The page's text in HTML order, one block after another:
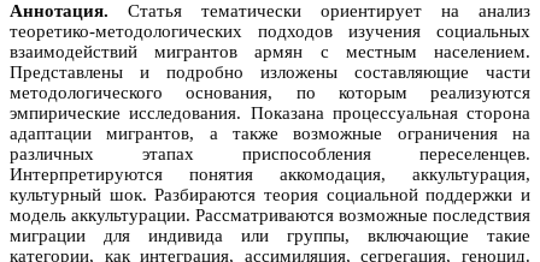
Аннотация. Статья тематически ориентирует на анализ
теоретико-методологических подходов изучения социальных
взаимодействий мигрантов армян с местным населением.
Представлены и подробно изложены составляющие части
методологического основания, по которым реализуются
эмпирические исследования. Показана процессуальная сторона
адаптации мигрантов, а также возможные ограничения на
различных этапах приспособления переселенцев.
Интерпретируются понятия аккомодация, аккультурация,
культурный шок. Разбираются теория социальной поддержки и
модель аккультурации. Рассматриваются возможные последствия
миграции для индивида или группы, включающие такие
категории, как интеграция, ассимиляция, сегрегация, геноцид.